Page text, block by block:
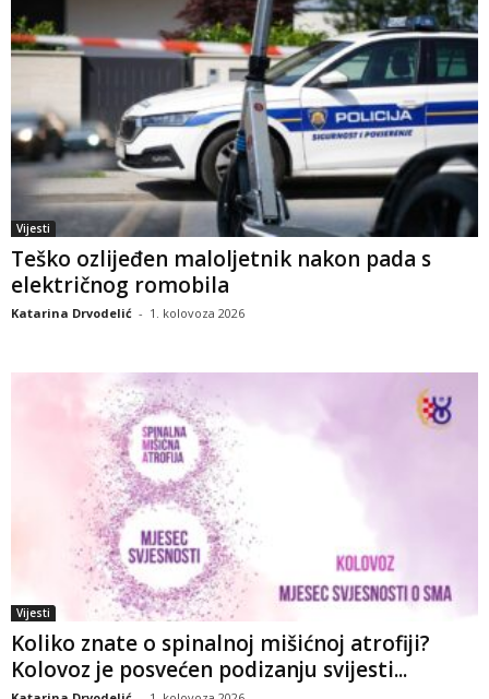
Vijesti
Teško ozlijeđen maloljetnik nakon pada s
električnog romobila
Katarina Drvodelić - 1. kolovoza 2026
Vijesti
Koliko znate o spinalnoj mišićnoj atrofiji?
Kolovoz je posvećen podizanju svijesti...